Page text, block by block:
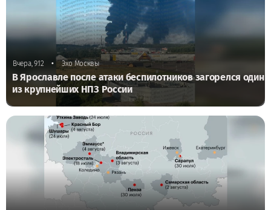
Вчера, 9:12 • Эхо Москвы
В Ярославле после атаки беспилотников загорелся один
из крупнейших НПЗ России